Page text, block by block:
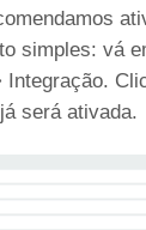
simples: vá
Integração.
será ativada.